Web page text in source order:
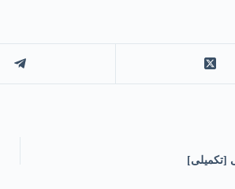
[تکمیلی]